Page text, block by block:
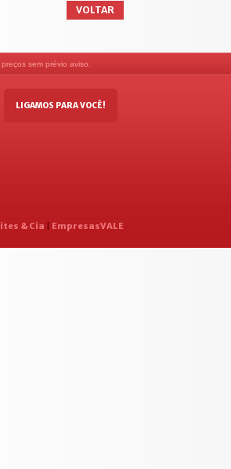
VOLTAR
sem prévio aviso.
LIGAMOS PARA VOCÊ!
& Cia EmpresasVALE